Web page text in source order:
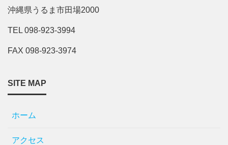
沖縄県うるま市田場2000
TEL 098-923-3994
FAX 098-923-3974
SITE MAP
ホーム
アクセス